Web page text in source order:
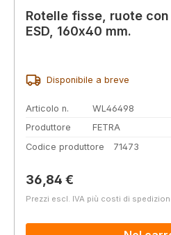
Rotelle fisse, ruote
ESD, 160x40 mm.
Disponibile a breve
Articolo n.
WL46498
Produttore
FETRA
Codice produttore
71473
Prezzo normale:
36,84 €
Prezzi escl. IVA più costi di